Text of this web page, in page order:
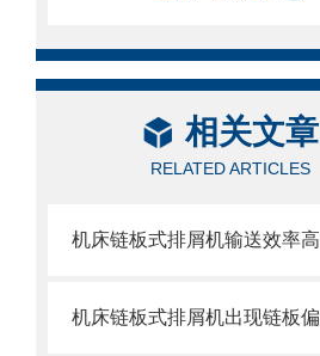
相关文章
RELATED ARTICLES